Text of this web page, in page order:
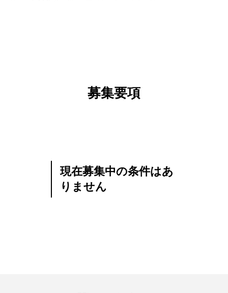
募集要項
現在募集中の条件はあ
りません